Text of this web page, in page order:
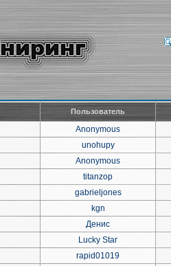
Пользователь
Anonymous
unohupy
Anonymous
titanzop
gabrieljones
kgn
Денис
Lucky Star
rapid01019